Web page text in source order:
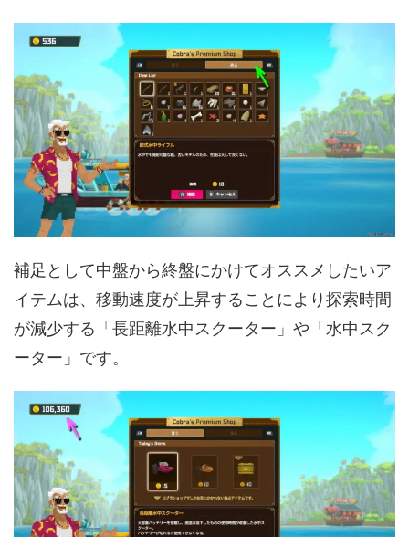
補足として中盤から終盤にかけてオススメしたいア
イテムは、移動速度が上昇することにより探索時間
が減少する「長距離水中スクーター」や「水中スク
ーター」です。